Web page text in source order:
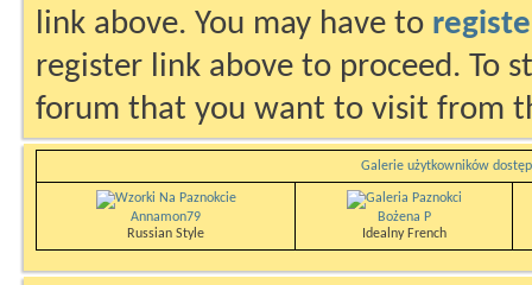
link above. You may have to
register link above to proceed. To
forum that you want to visit from
Galerie użytkowników
Annamon79
Russian Style
Bożena P
Idealny French